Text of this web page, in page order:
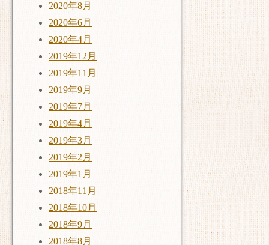
2020年8月
2020年6月
2020年4月
2019年12月
2019年11月
2019年9月
2019年7月
2019年4月
2019年3月
2019年2月
2019年1月
2018年11月
2018年10月
2018年9月
2018年8月